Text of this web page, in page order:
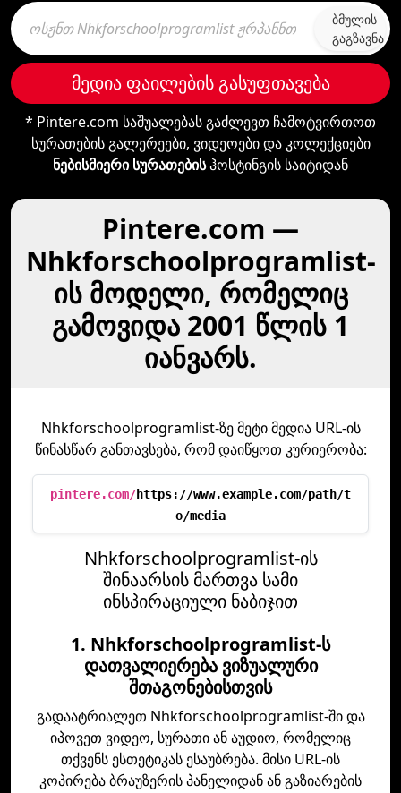
ბმულის
გაგზავნა
მედია ფაილების გასუფთავება
* Pintere.com საშუალებას გაძლევთ ჩამოტვირთოთ
სურათების გალერეები, ვიდეოები და კოლექციები
ნებისმიერი სურათებისჰოსტინგის საიტიდან
Pintere.com —
Nhkforschoolprogramlist-
ის მოდელი, რომელიც
გამოვიდა 2001 წლის 1
იანვარს.
Nhkforschoolprogramlist-ზე მეტი მედია URL-ის
წინასწარ განთავსება, რომ დაიწყოთ კურიერობა:
pintere.com/https://www.example.com/path/t
o/media
Nhkforschoolprogramlist-ის
შინაარსის მართვა სამი
ინსპირაციული ნაბიჯით
1. Nhkforschoolprogramlist-ს
დათვალიერება ვიზუალური
შთაგონებისთვის
გადაატრიალეთ Nhkforschoolprogramlist-ში და
იპოვეთ ვიდეო, სურათი ან აუდიო, რომელიც
თქვენს ესთეტიკას ესაუბრება. მისი URL-ის
კოპირება ბრაუზერის პანელიდან ან გაზიარების